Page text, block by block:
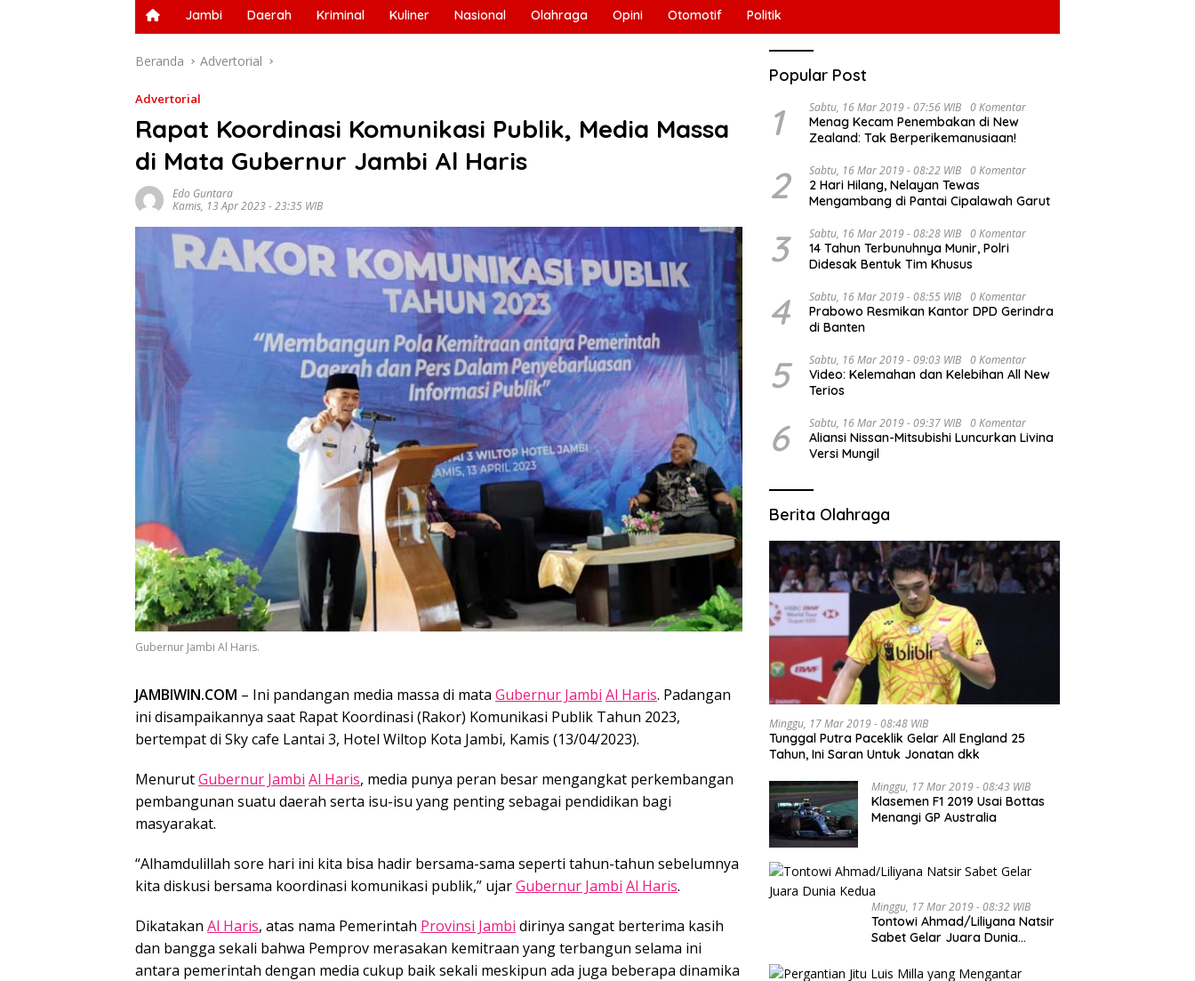
Jambi Daerah Kriminal Kuliner Nasional Olahraga Opini Otomotif Politik
Beranda Advertorial
Advertorial
Rapat Koordinasi Komunikasi Publik, Media Massa
di Mata Gubernur Jambi Al Haris
Edo Guntara
Kamis, 13 Apr 2023 - 23:35 WIB
Gubernur Jambi Al Haris.
JAMBIWIN.COM – Ini pandangan media massa di mata Gubernur Jambi Al Haris. Padangan
ini disampaikannya saat Rapat Koordinasi (Rakor) Komunikasi Publik Tahun 2023,
bertempat di Sky cafe Lantai 3, Hotel Wiltop Kota Jambi, Kamis (13/04/2023).
MenurutGubernur Jambi Al Haris, media punya peran besar mengangkat perkembangan
pembangunan suatu daerah serta isu-isu yang penting sebagai pendidikan bagi
masyarakat.
“Alhamdulillah sore hari ini kita bisa hadir bersama-sama seperti tahun-tahun sebelumnya
kita diskusi bersama koordinasi komunikasi publik,” ujarGubernur Jambi Al Haris.
Dikatakan Al Haris, atas nama Pemerintah Provinsi Jambi dirinya sangat berterima kasih
dan bangga sekali bahwa Pemprov merasakan kemitraan yang terbangun selama ini
antara pemerintah dengan media cukup baik sekali meskipun ada juga beberapa dinamika
Popular Post
1 Sabtu, 16 Mar 2019 - 07:56 WIB 0 Komentar
Menag Kecam Penembakan di New
Zealand: Tak Berperikemanusiaan!
2 Sabtu, 16 Mar 2019 - 08:22 WIB 0 Komentar
2 Hari Hilang, Nelayan Tewas
Mengambang di Pantai Cipalawah Garut
3 Sabtu, 16 Mar 2019 - 08:28 WIB 0 Komentar
14 Tahun Terbunuhnya Munir, Polri
Didesak Bentuk Tim Khusus
4 Sabtu, 16 Mar 2019 - 08:55 WIB 0 Komentar
Prabowo Resmikan Kantor DPD Gerindra
di Banten
5 Sabtu, 16 Mar 2019 - 09:03 WIB 0 Komentar
Video: Kelemahan dan Kelebihan All New
Terios
6 Sabtu, 16 Mar 2019 - 09:37 WIB 0 Komentar
Aliansi Nissan-Mitsubishi Luncurkan Livina
Versi Mungil
Berita Olahraga
Minggu, 17 Mar 2019 - 08:48 WIB
Tunggal Putra Paceklik Gelar All England 25
Tahun, Ini Saran Untuk Jonatan dkk
Minggu, 17 Mar 2019 - 08:43 WIB
Klasemen F1 2019 Usai Bottas
Menangi GP Australia
Minggu, 17 Mar 2019 - 08:32 WIB
Tontowi Ahmad/Liliyana Natsir
Sabet Gelar Juara Dunia